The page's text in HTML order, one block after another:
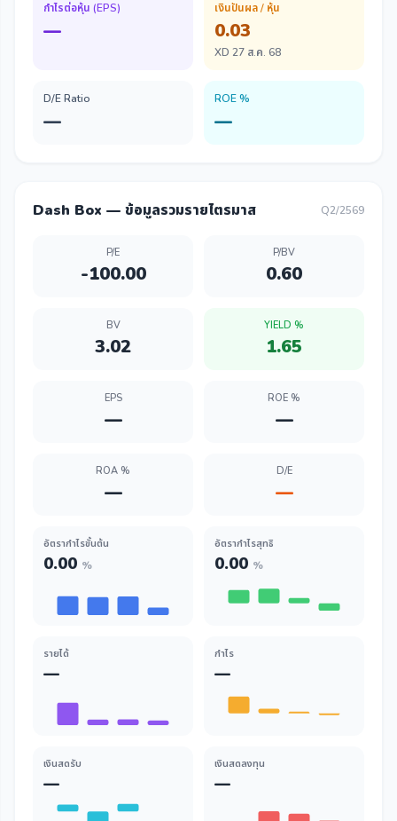
กำไรต่อหุ้น (EPS)
—
เงินปันผล / หุ้น
0.03
XD 27 ส.ค. 68
D/E Ratio
—
ROE %
—
Dash Box — ข้อมูลรวมรายไตรมาส Q2/2569
P/E
-100.00
P/BV
0.60
BV
3.02
YIELD %
1.65
EPS
—
ROE %
—
ROA %
—
D/E
—
อัตรากำไรขั้นต้น
0.00 %
อัตรากำไรสุทธิ
0.00 %
รายได้
—
กำไร
—
เงินสดรับ
—
เงินสดลงทุน
—